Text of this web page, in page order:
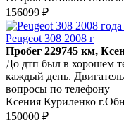
156099 ₽
Peugeot 308 2008 г
Пробег 229745 км,
До дтп был в хорошем
каждый день.
вопросы по телефону
Ксения Куриленко
150000 ₽